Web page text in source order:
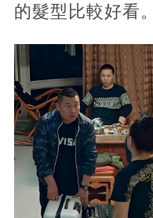
的髮型比較好看。